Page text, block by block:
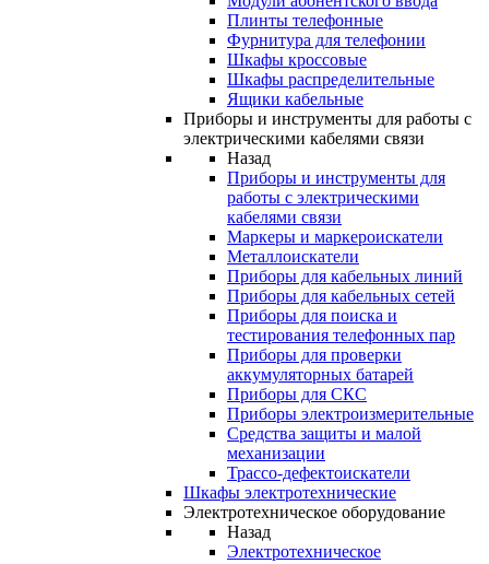
Плинты телефонные
Фурнитура для телефонии
Шкафы кроссовые
Шкафы распределительные
Ящики кабельные
Приборы и инструменты для работы с
электрическими кабелями связи
Назад
Приборы и инструменты для
работы с электрическими
кабелями связи
Маркеры и маркероискатели
Металлоискатели
Приборы для кабельных линий
Приборы для кабельных сетей
Приборы для поиска и
тестирования телефонных пар
Приборы для проверки
аккумуляторных батарей
Приборы для СКС
Приборы электроизмерительные
Средства защиты и малой
механизации
Трассо-дефектоискатели
Шкафы электротехнические
Электротехническое оборудование
Назад
Электротехническое